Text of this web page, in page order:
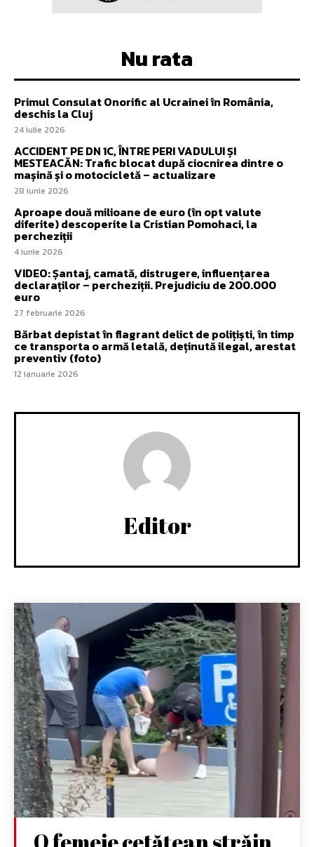
Nu rata
Primul Consulat Onorific al Ucrainei în România,
deschis la Cluj
24 iulie 2026
ACCIDENT PE DN 1C, ÎNTRE PERI VADULUI ȘI
MESTEACĂN: Trafic blocat după ciocnirea dintre o
mașină și o motocicletă – actualizare
28 iunie 2026
Aproape două milioane de euro (în opt valute
diferite) descoperite la Cristian Pomohaci, la
percheziții
4 iunie 2026
VIDEO: Șantaj, camată, distrugere, influențarea
declaraților – percheziții. Prejudiciu de 200.000
euro
27 februarie 2026
Bărbat depistat în flagrant delict de polițiști, în timp
ce transporta o armă letală, deținută ilegal, arestat
preventiv (foto)
12 ianuarie 2026
Editor